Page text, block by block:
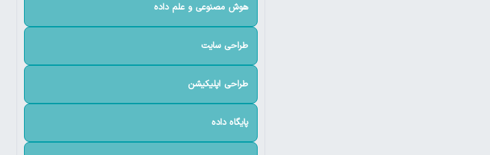
هوش مصنوعی و علم داده
طراحی سایت
طراحی اپلیکیشن
پایگاه داده